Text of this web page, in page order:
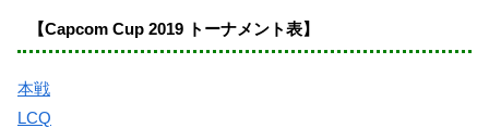
【Capcom Cup 2019 トーナメント表】
本戦
LCQ